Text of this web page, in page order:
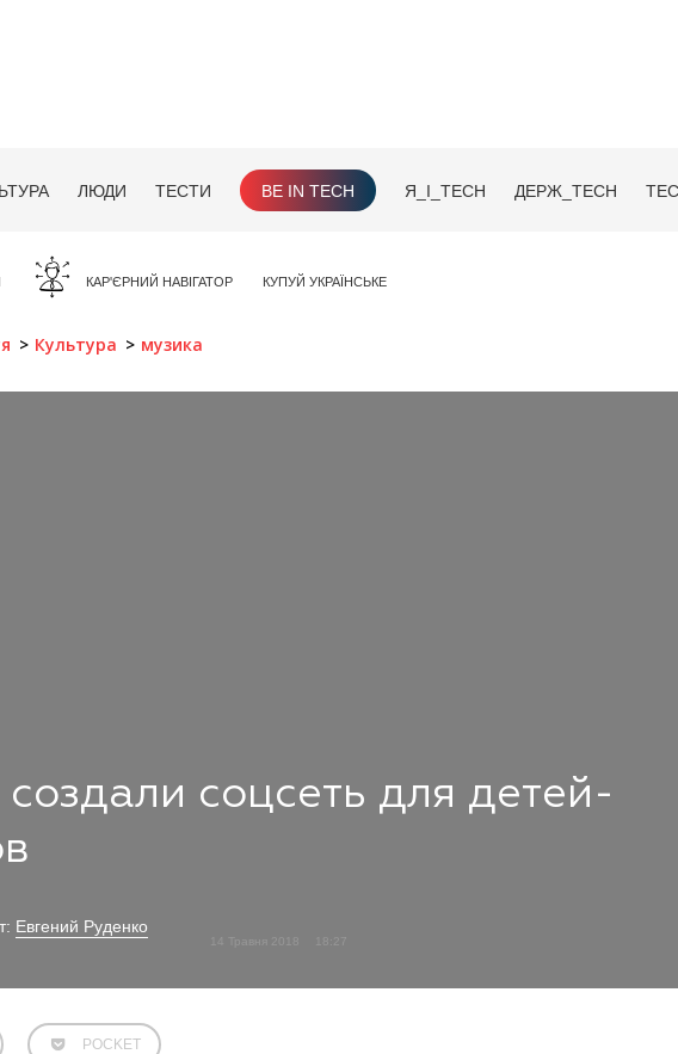
ЛЮДИ ТЕСТИ BE IN TECH Я_І_TECH ДЕРЖ_TECH
КАР'ЄРНИЙ НАВІГАТОР КУПУЙ УКРАЇНСЬКЕ
Культура музика
соцсеть для детей-
Евгений Руденко
18:27
POCKET